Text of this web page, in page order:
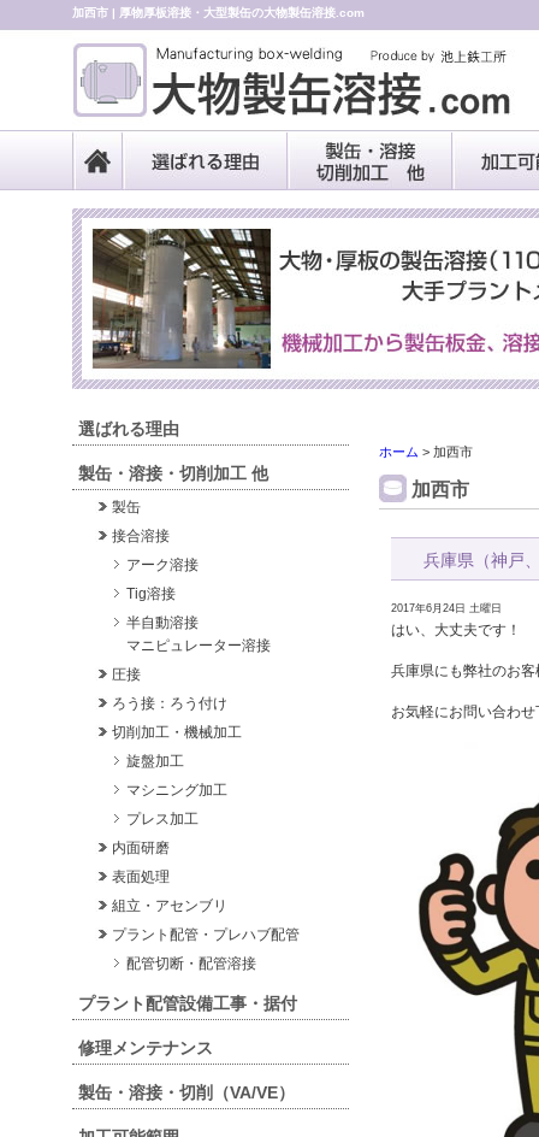
加西市 | 厚物厚板溶接・大型製缶の大物製缶溶接.com
ホーム > 加西市
加西市
兵庫県（神戸
2017年6月24日 土曜日
はい、大丈夫です！
兵庫県にも弊社のお
お気軽にお問い合わ
選ばれる理由
製缶・溶接・切削加工 他
製缶
接合溶接
アーク溶接
Tig溶接
半自動溶接
マニピュレーター溶接
圧接
ろう接：ろう付け
切削加工・機械加工
旋盤加工
マシニング加工
プレス加工
内面研磨
表面処理
組立・アセンブリ
プラント配管・プレハブ配管
配管切断・配管溶接
プラント配管設備工事・据付
修理メンテナンス
製缶・溶接・切削（VA/VE）